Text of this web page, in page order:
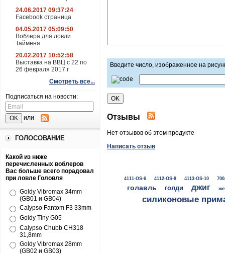
24.06.2017 09:37:24
Facebook страница
04.05.2017 05:09:50
Воблера для ловли
Тайменя
20.02.2017 10:52:58
Выставка на ВВЦ с 22 по
26 февраля 2017 г
Смотреть все...
Подписаться на новости:
или
ГОЛОСОВАНИЕ
Какой из ниже
перечисленных воблеров
Вас больше всего порадовал
при ловле Головля
Goldy Vibromax 34mm
(GB01 и GB04)
Calypso Fantom F3 33mm
Goldy Tiny G05
Calypso Chubb CH318
31,8mm
Goldy Vibromax 28mm
(GB02 и GB03)
Введите число, изображенное на
Отзывы
Нет отзывов об этом продукте
Написать отзыв
4111-OS-6 4112-OS-8 4113-OS-10
голавль голди джиг
силиконовые